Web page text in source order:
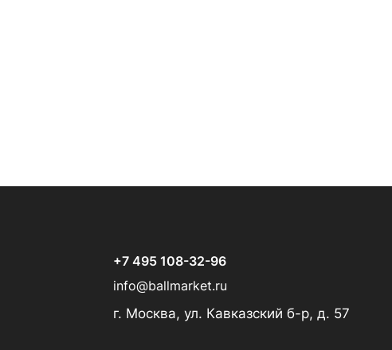
+7 495 108-32-96
info@ballmarket.ru
г. Москва, ул. Кавказский б-р, д. 57